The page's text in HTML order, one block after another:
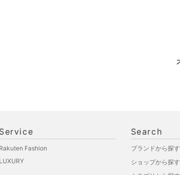
Service
Rakuten Fashion
LUXURY
Search
ブランドから探す
ショップから探す